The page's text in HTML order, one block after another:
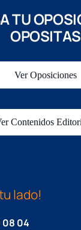
TU
OPOSITAS
Ver Oposiciones
Contenidos
lado!
08 04